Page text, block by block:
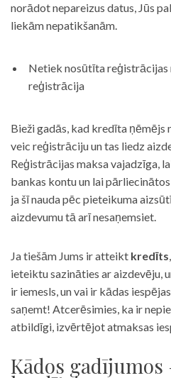
norādot nepareizus datus, Jūs
liekām nepatikšanām.
Netiek nosūtīta
reģistrācija
Bieži gadās, kad kredīta ņēmējs
veic reģistrāciju un tas liedz
Reģistrācijas maksa vajadzīga,
bankas kontu un lai
ja šī nauda pēc pieteikuma
aizdevumu tā arī nesaņemsiet.
Ja tiešām Jums ir atteikt kredīts
ieteiktu sazināties ar aizdevēju,
ir iemesls, un vai ir kādas
saņemt! Atcerēsimies, ka ir
atbildīgi, izvērtējot atmaksas
Kādos gadījumos